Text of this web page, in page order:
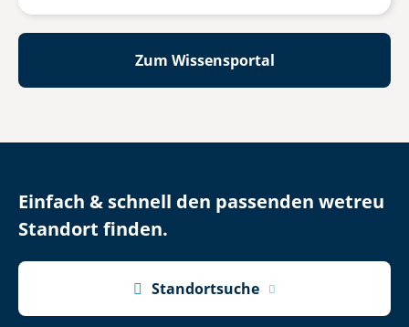
Zum Wissensportal
Einfach & schnell den passenden wetreu
Standort finden.
 Standortsuche